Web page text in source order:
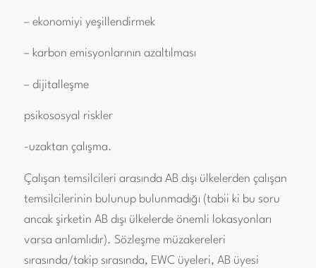
– ekonomiyi yeşillendirmek
– karbon emisyonlarının azaltılması
– dijitalleşme
psikososyal riskler
-uzaktan çalışma.
Çalışan temsilcileri arasında AB dışı ülkelerden çalışan
temsilcilerinin bulunup bulunmadığı (tabii ki bu soru
ancak şirketin AB dışı ülkelerde önemli lokasyonları
varsa anlamlıdır). Sözleşme müzakereleri
sırasında/takip sırasında, EWC üyeleri, AB üyesi